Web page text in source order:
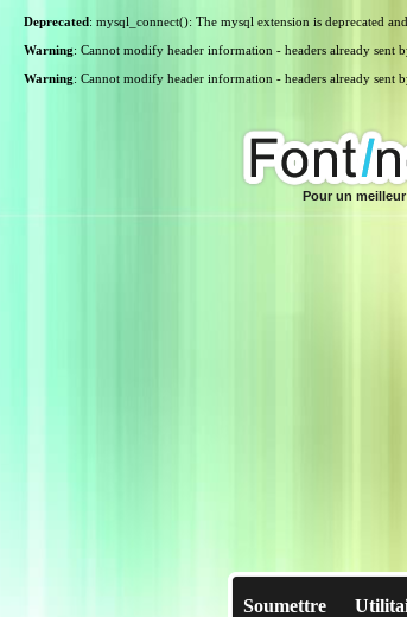
Deprecated: mysql_connect(): The mysql extension is deprecated
Warning: Cannot modify header information - headers already
Warning: Cannot modify header information - headers already
Pour un
Soumettre